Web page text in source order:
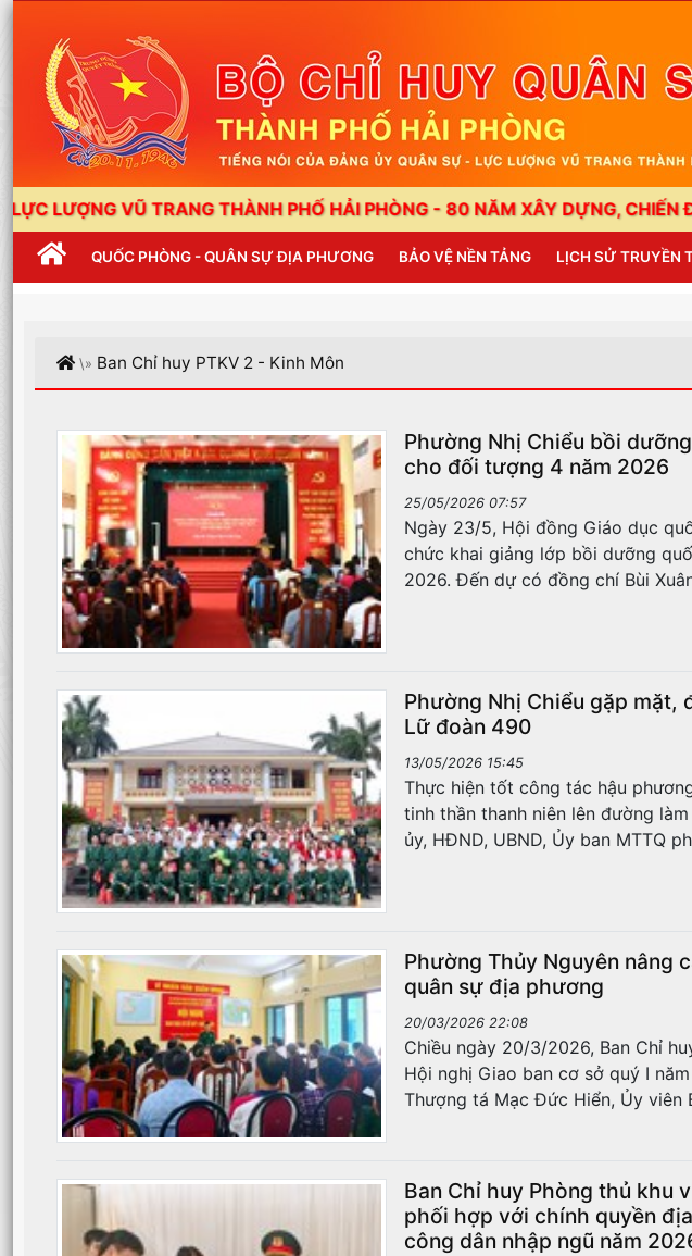
VŨ TRANG THÀNH PHỐ HẢI PHÒNG - 80 NĂM XÂY DỰNG, CHIẾN ĐẤU VÀ
QUỐC PHÒNG - QUÂN SỰ ĐỊA PHƯƠNG BẢO VỆ NỀN TẢNG LỊCH SỬ TRUYỀN
\» Ban Chỉ huy PTKV 2 - Kinh Môn
Phường Nhị Chiểu bồi
cho đối tượng 4 năm 2026
25/05/2026 07:57
​​​​​​​Ngày 23/5, Hội đồng Giáo dục
chức khai giảng lớp bồi dưỡng
2026. Đến dự có đồng chí Bùi
Phường Nhị Chiểu gặp mặt,
Lữ đoàn 490
13/05/2026 15:45
Thực hiện tốt công tác hậu
tinh thần thanh niên lên đường
ủy, HĐND, UBND, Ủy ban MTTQ
Phường Thủy Nguyên nâng
quân sự địa phương
20/03/2026 22:08
Chiều ngày 20/3/2026, Ban Chỉ
Hội nghị Giao ban cơ sở quý I
Thượng tá Mạc Đức Hiển, Ủy viên
Ban Chỉ huy Phòng thủ khu
phối hợp với chính quyền
công dân nhập ngũ năm